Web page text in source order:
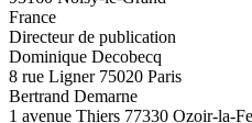
France
Directeur de publication
Dominique Decobecq
8 rue Ligner 75020 Paris
Bertrand Demarne
1 avenue Thiers 77330 Ozoir-la-